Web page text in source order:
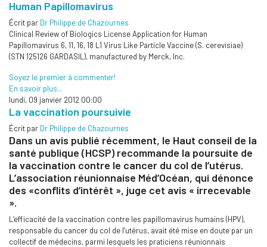
Human Papillomavirus
Écrit par Dr Philippe de Chazournes
Clinical Review of Biologics License Application for Human
Papillomavirus 6, 11, 16, 18 L1 Virus Like Particle Vaccine (S. cerevisiae)
(STN 125126 GARDASIL), manufactured by Merck, Inc.
Soyez le premier à commenter!
En savoir plus...
lundi, 09 janvier 2012 00:00
La vaccination poursuivie
Écrit par Dr Philippe de Chazournes
Dans un avis publié récemment, le Haut conseil de la
santé publique (HCSP) recommande la poursuite de
la vaccination contre le cancer du col de l’utérus.
L’association réunionnaise Méd’Océan, qui dénonce
des «conflits d’intérêt », juge cet avis « irrecevable
».
L’efficacité de la vaccination contre les papillomavirus humains (HPV),
responsable du cancer du col de l’utérus, avait été mise en doute par un
collectif de médecins, parmi lesquels les praticiens réunionnais